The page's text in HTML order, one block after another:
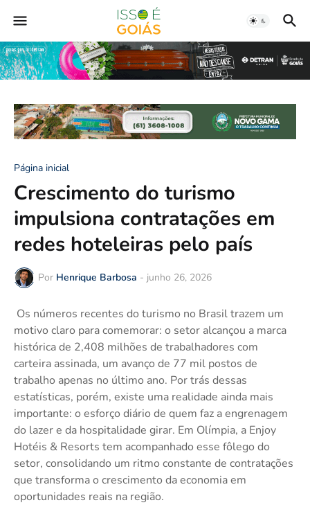
Página inicial
Crescimento do turismo
impulsiona contratações em
redes hoteleiras pelo país
Por Henrique Barbosa - junho 26, 2026
Os números recentes do turismo no Brasil trazem um
motivo claro para comemorar: o setor alcançou a marca
histórica de 2,408 milhões de trabalhadores com
carteira assinada, um avanço de 77 mil postos de
trabalho apenas no último ano. Por trás dessas
estatísticas, porém, existe uma realidade ainda mais
importante: o esforço diário de quem faz a engrenagem
do lazer e da hospitalidade girar. Em Olímpia, a Enjoy
Hotéis & Resorts tem acompanhado esse fôlego do
setor, consolidando um ritmo constante de contratações
que transforma o crescimento da economia em
oportunidades reais na região.